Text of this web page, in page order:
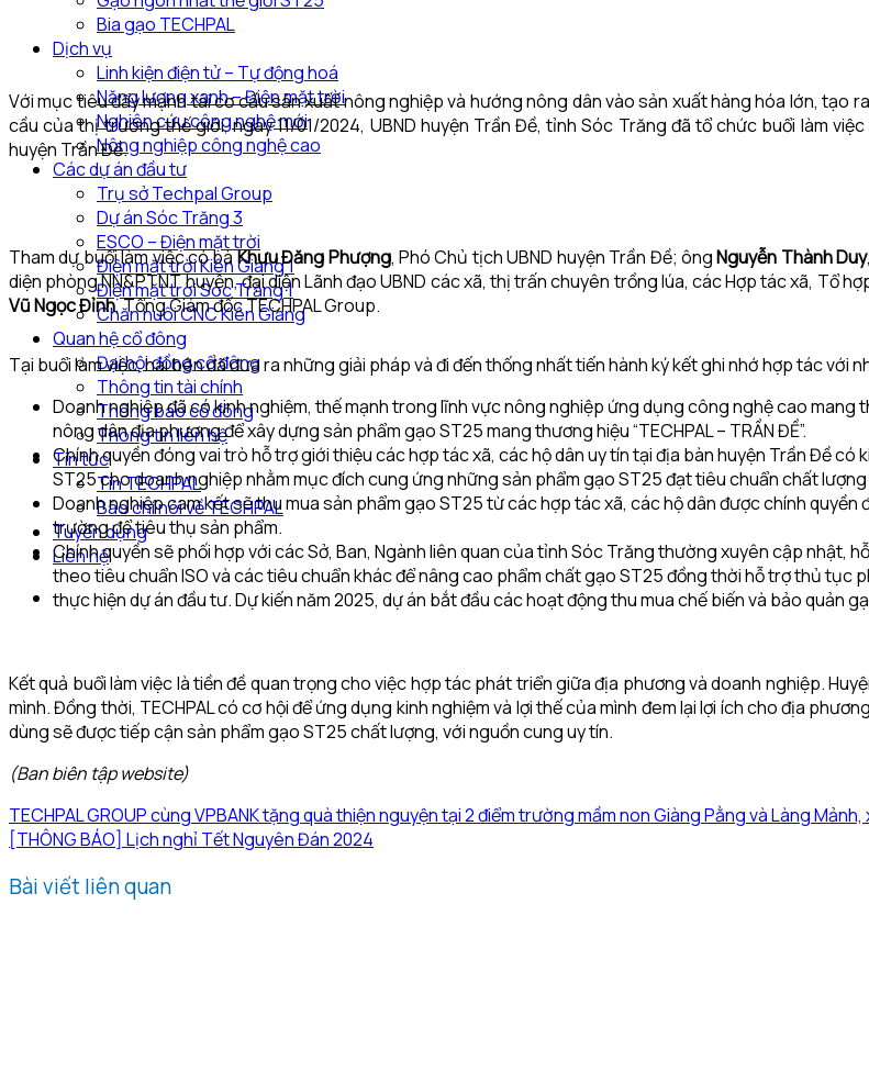
Bia gạo TECHPAL
Dịch vụ
Linh kiện điện tử – Tự động hoá
Năng lượng xanh – Điện mặt trời
Nghiên cứu công nghệ mới
Nông nghiệp công nghệ cao
Các dự án đầu tư
Trụ sở Techpal Group
Dự án Sóc Trăng 3
ESCO – Điện mặt trời
Điện mặt trời Kiên Giang 1
Điện mặt trời Sóc Trăng 1
Chăn nuôi CNC Kiên Giang
Quan hệ cổ đông
Đại hội đồng cổ đông
Thông tin tài chính
Thông báo cổ đông
Thông tin liên hệ
Tin tức
Tin TECHPAL
Báo chí nói về TECHPAL
Tuyển dụng
Liên hệ
Với mục tiêu đẩy mạnh tái cơ cấu sản xuất nông nghiệp và hướng nông dân vào sản xuất hàng hóa lớn, tạo
cầu của thị trường thế giới, ngày 11/01/2024, UBND huyện Trần Đề, tỉnh Sóc Trăng đã tổ chức buổi làm
huyện Trần Đề.
Tham dự buổi làm việc có bàKhưu Đăng Phượng, Phó Chủ tịch UBND huyện Trần Đề; ôngNguyễn Thành Duy
diện phòng NN&PTNT huyện, đại diện Lãnh đạo UBND các xã, thị trấn chuyên trồng lúa, các Hợp tác xã, Tổ
Vũ Ngọc Đỉnh, Tổng Giám đốc TECHPAL Group.
Tại buổi làm việc, hai bên đã đưa ra những giải pháp và đi đến thống nhất tiến hành ký kết ghi nhớ hợp tác với
Doanh nghiệp đã có kinh nghiệm, thế mạnh trong lĩnh vực nông nghiệp ứng dụng công nghệ cao mang
nông dân địa phương để xây dựng sản phẩm gạo ST25 mang thương hiệu “TECHPAL – TRẦN ĐỀ”.
Chính quyền đóng vai trò hỗ trợ giới thiệu các hợp tác xã, các hộ dân uy tín tại địa bàn huyện Trần Đề
ST25 cho doanh nghiệp nhằm mục đích cung ứng những sản phẩm gạo ST25 đạt tiêu chuẩn chất
Doanh nghiệp cam kết sẽ thu mua sản phẩm gạo ST25 từ các hợp tác xã, các hộ dân được chính
trường để tiêu thụ sản phẩm.
Chính quyền sẽ phối hợp với các Sở, Ban, Ngành liên quan của tỉnh Sóc Trăng thường xuyên cập nhật,
theo tiêu chuẩn ISO và các tiêu chuẩn khác để nâng cao phẩm chất gạo ST25 đồng thời hỗ trợ thủ tục
thực hiện dự án đầu tư. Dự kiến năm 2025, dự án bắt đầu các hoạt động thu mua chế biến và bảo quản
Kết quả buổi làm việc là tiền đề quan trọng cho việc hợp tác phát triển giữa địa phương và doanh nghiệp.
mình. Đồng thời, TECHPAL có cơ hội để ứng dụng kinh nghiệm và lợi thế của mình đem lại lợi ích cho địa
dùng sẽ được tiếp cận sản phẩm gạo ST25 chất lượng, với nguồn cung uy tín.
(Ban biên tập website)
TECHPAL GROUP cùng VPBANK tặng quà thiện nguyện tại 2 điểm trường mầm non Giàng Pằng và Làng
[THÔNG BÁO] Lịch nghỉ Tết Nguyên Đán 2024
Bài viết liên quan